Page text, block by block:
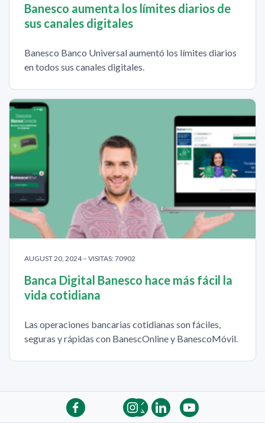
Banesco aumenta los límites diarios de
sus canales digitales
Banesco Banco Universal aumentó los límites diarios
en todos sus canales digitales.
AUGUST 20, 2024 – VISITAS: 70902
Banca Digital Banesco hace más fácil la
vida cotidiana
Las operaciones bancarias cotidianas son fáciles,
seguras y rápidas con BanescOnline y BanescoMóvil.